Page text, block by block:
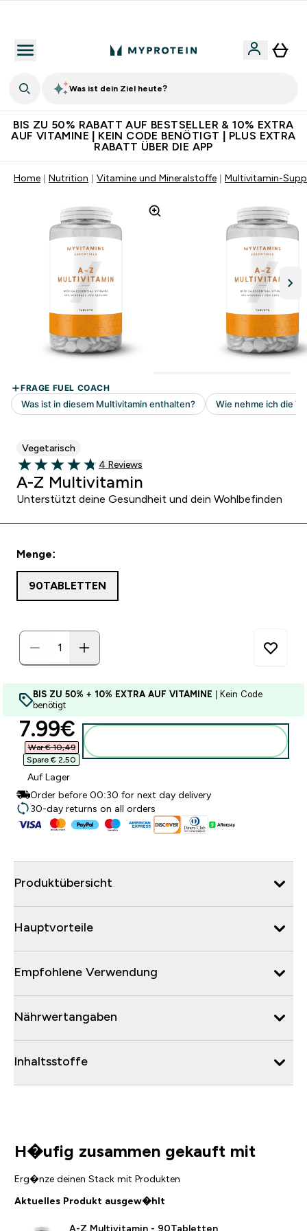
Was ist dein Ziel heute?
BIS ZU 50% RABATT AUF BESTSELLER & 10% EXTRA
AUF VITAMINE | KEIN CODE BENÖTIGT | PLUS EXTRA
RABATT ÜBER DIE APP
Home Nutrition Vitamine und Mineralstoffe Multivitamin-
Vegetarisch
4.75 out of 5 stars
4 customer reviews
4 Reviews
A-Z Multivitamin
Unterstützt deine Gesundheit und dein Wohlbefinden
Menge:
90TABLETTEN
BIS ZU 50% + 10% EXTRA AUF VITAMINE
| Kein Code
benötigt
discounted price
7.99€‎
War € 10,49‎
Spare € 2,50‎
Auf Lager
Order before 00:30 for next day delivery
30-day returns on all orders
Produktübersicht
Hauptvorteile
Empfohlene Verwendung
Nährwertangaben
Inhaltsstoffe
H�ufig zusammen gekauft mit
Erg�nze deinen Stack mit Produkten
Aktuelles Produkt ausgew�hlt
A-Z Multivitamin - 90Tabletten